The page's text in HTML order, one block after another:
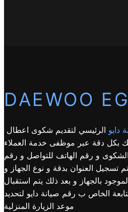
DAEWOO
دايو الرئيسي لتقديم شكوى اعطال
بكل دقة عبر موظفى خدمة العملاء
و رقم الهاتف للتواصل و رقم
تسجيل العنوان بدقة و نوع الجهاز و
بالجهاز و بعد ذلك يتم استقبال
الخاص ب رقم صيانة دايو لتحديد
موعد الزيارة المنزلية